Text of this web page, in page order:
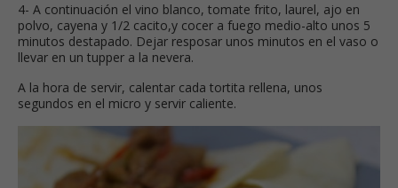
4- A continuación el vino blanco, tomate frito, laurel, ajo en
polvo, cayena y 1/2 cacito,y cocer a fuego medio-alto unos 5
minutos destapado. Dejar resposar unos minutos en el vaso o
llevar en un tupper a la nevera.
A la hora de servir, calentar cada tortita rellena, unos
segundos en el micro y servir caliente.